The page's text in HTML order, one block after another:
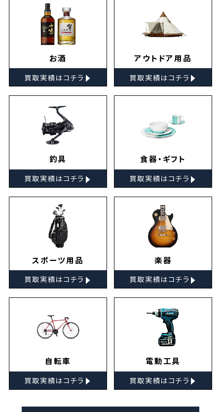
お酒
買取実績はコチラ ▸
アウトドア用品
買取実績はコチラ ▸
釣具
買取実績はコチラ ▸
食器・ギフト
買取実績はコチラ ▸
スポーツ用品
買取実績はコチラ ▸
楽器
買取実績はコチラ ▸
自転車
買取実績はコチラ ▸
電動工具
買取実績はコチラ ▸